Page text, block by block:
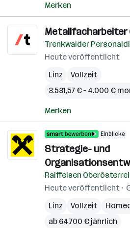
Merken
Metallfacharbeiter
Trenkwalder
Heute veröffentlicht
Linz
Vollzeit
3.531,57 € – 4.000 €
Merken
Einblicke
Strategie- und
Raiffeisen
Heute veröffentlicht
Linz
Vollzeit
ab 64.700 € jährlich